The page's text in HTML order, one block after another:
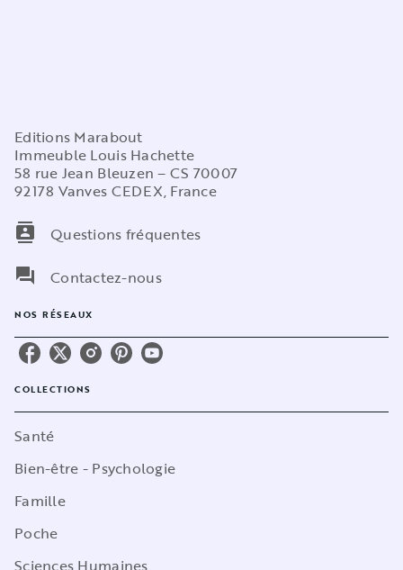
Editions Marabout
Immeuble Louis Hachette
58 rue Jean Bleuzen – CS 70007
92178 Vanves CEDEX, France
contacts
Questions fréquentes
question_answer
Contactez-nous
NOS RÉSEAUX
COLLECTIONS
Santé
Bien-être - Psychologie
Famille
Poche
Sciences Humaines